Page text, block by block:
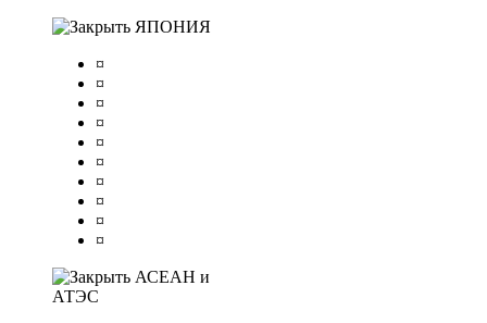
ЯПОНИЯ
¤
¤
¤
¤
¤
¤
¤
¤
¤
¤
АСЕАН и
АТЭС